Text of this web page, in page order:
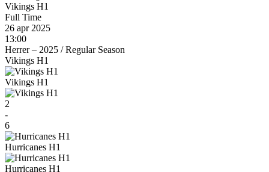
Vikings H1
Full Time
26 apr 2025
13:00
Herrer – 2025 /Regular Season
Vikings H1
Vikings H1
2
-
6
Hurricanes H1
Hurricanes H1